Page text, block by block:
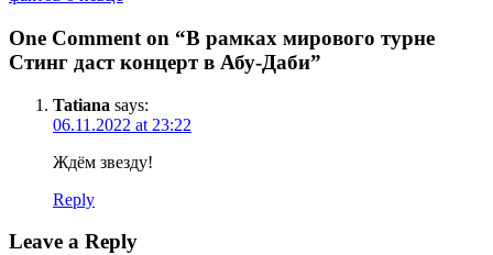
One Comment on “В рамках мирового турне
Стинг даст концерт в Абу-Даби”
Tatiana says:
06.11.2022 at 23:22
Ждём звезду!
Reply
Leave a Reply